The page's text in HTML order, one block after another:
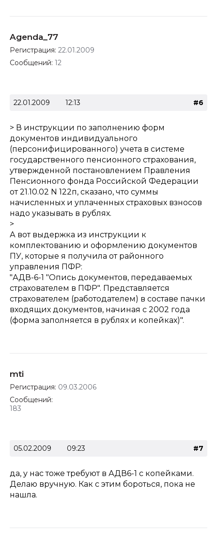
Agenda_77
Регистрация: 22.01.2009
Сообщений: 12
22.01.2009 12:13 #6
> В инструкции по заполнению форм
документов индивидуального
(персонифицированного) учета в системе
государственного пенсионного страхования,
утвержденной постановлением Правления
Пенсионного фонда Российской Федерации
от 21.10.02 N 122п, сказано, что суммы
начисленных и уплаченных страховых взносов
надо указывать в рублях.
>
А вот выдержка из инструкции к
комплектованию и оформлению документов
ПУ, которые я получила от районного
управления ПФР:
"АДВ-6-1 "Опись документов, передаваемых
страхователем в ПФР". Представляется
страхователем (работодателем) в составе пачки
входящих документов, начиная с 2002 года
(форма заполняется в рублях и копейках)".
mti
Регистрация: 09.03.2006
Сообщений:
183
05.02.2009 09:23 #7
да, у нас тоже требуют в АДВ6-1 с копейками.
Делаю вручную. Как с этим бороться, пока не
нашла.